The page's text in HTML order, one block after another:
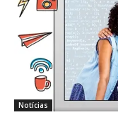
Notícias